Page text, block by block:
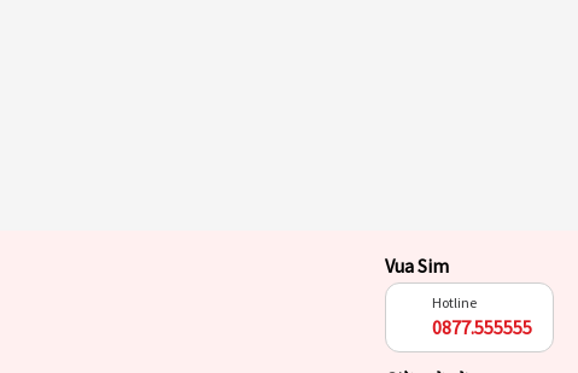
Vua Sim
Hotline
0877.555555